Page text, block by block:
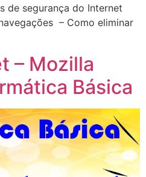
de segurança do Internet
– Como eliminar
– Mozilla
Básica